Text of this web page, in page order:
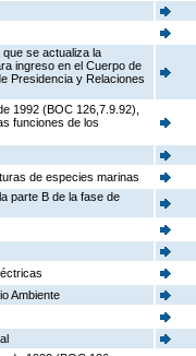
se actualiza la
ingreso en el Cuerpo de
Presidencia y Relaciones
1992 (BOC 126,7.9.92),
funciones de los
de especies marinas
parte B de la fase de
Ambiente